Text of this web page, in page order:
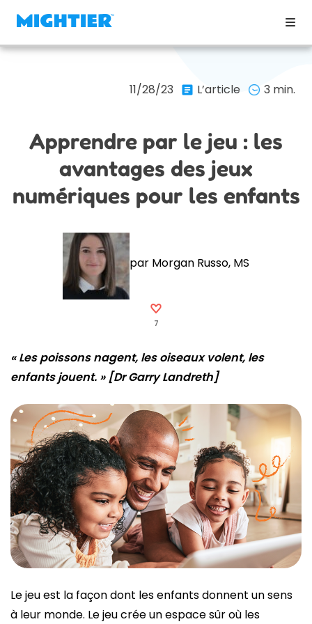
11/28/23 L’article 3 min.
Apprendre par le jeu : les
avantages des jeux
numériques pour les enfants
par Morgan Russo, MS
7
« Les poissons nagent, les oiseaux volent, les
enfants jouent. » [Dr Garry Landreth]
Le jeu est la façon dont les enfants donnent un sens
à leur monde. Le jeu crée un espace sûr où les